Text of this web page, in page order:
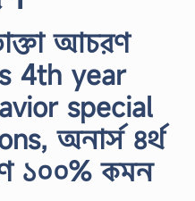
আচরণ
4th year
special
অনার্স ৪র্থ
১০০% কমন